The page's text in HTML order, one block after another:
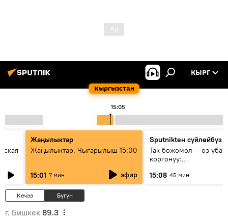
Кыргызстан
КЫРГ
15:05
Жаңылыктар
Жаңылыктар. Чыгарылыш 15:00
15:01 7 мин эфир
Sputnikteн сүйлөйбүз
Так божомол — өз
коргонуу:
кантип өркүндөтүлүүдө
15:08 45 мин
Кечээ Бүгүн
г. Бишкек 89.3